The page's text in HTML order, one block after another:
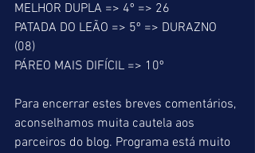
MELHOR DUPLA => 4º => 26
PATADA DO LEÃO => 5º => DURAZNO
(08)
PÁREO MAIS DIFÍCIL => 10º
Para encerrar estes breves comentários,
aconselhamos muita cautela aos
parceiros do blog. Programa está muito